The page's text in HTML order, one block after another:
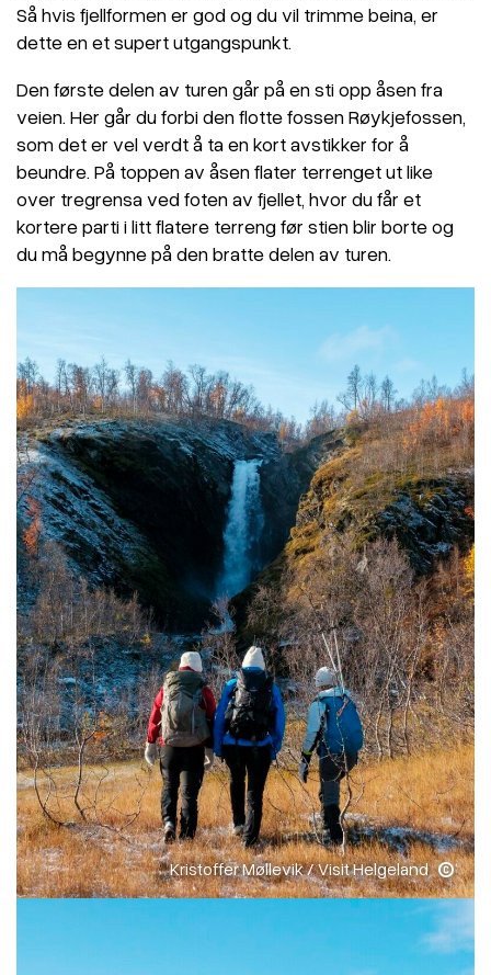
Så hvis fjellformen er god og du vil trimme beina, er
dette en et supert utgangspunkt.
Den første delen av turen går på en sti opp åsen fra
veien. Her går du forbi den flotte fossen Røykjefossen,
som det er vel verdt å ta en kort avstikker for å
beundre. På toppen av åsen flater terrenget ut like
over tregrensa ved foten av fjellet, hvor du får et
kortere parti i litt flatere terreng før stien blir borte og
du må begynne på den bratte delen av turen.
Kristoffer Møllevik / Visit Helgeland